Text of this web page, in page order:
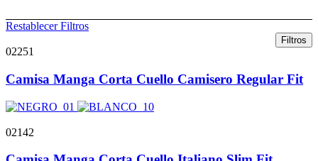
Restablecer Filtros
Filtros
02251
Camisa Manga Corta Cuello Camisero Regular Fit
02142